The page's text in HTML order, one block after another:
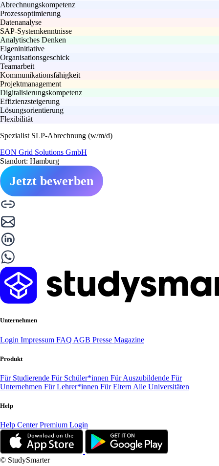
Abrechnungskompetenz
Prozessoptimierung
Datenanalyse
SAP-Systemkenntnisse
Analytisches Denken
Eigeninitiative
Organisationsgeschick
Teamarbeit
Kommunikationsfähigkeit
Projektmanagement
Digitalisierungskompetenz
Effizienzsteigerung
Lösungsorientierung
Flexibilität
Spezialist SLP-Abrechnung (w/m/d)
EON Grid Solutions GmbH
Standort: Hamburg
Jetzt bewerben
Unternehmen
Login Impressum FAQ AGB Presse Magazine
Produkt
Für Studierende Für Schüler*innen Für Auszubildende Für
Unternehmen Für Lehrer*innen Für Eltern Alle Universitäten
Help
Help CenterPremium Login
© StudySmarter